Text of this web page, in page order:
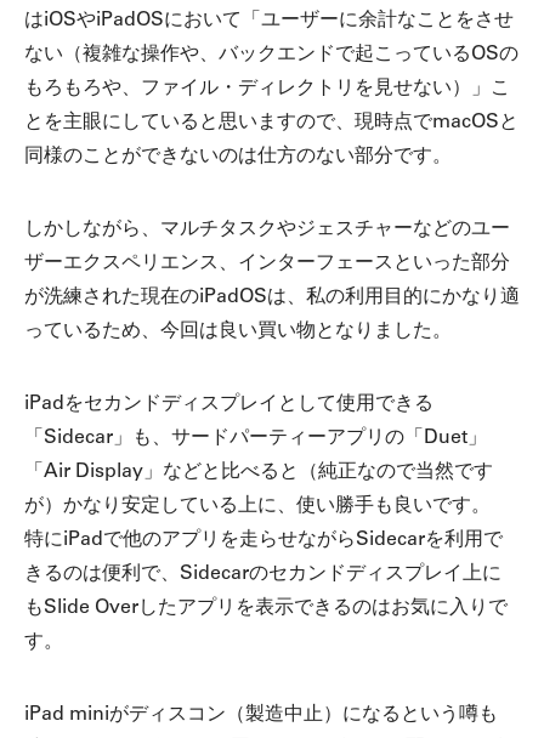
はiOSやiPadOSにおいて「ユーザーに余計なことをさせ
ない（複雑な操作や、バックエンドで起こっているOSの
もろもろや、ファイル・ディレクトリを見せない）」こ
とを主眼にしていると思いますので、現時点でmacOSと
同様のことができないのは仕方のない部分です。
しかしながら、マルチタスクやジェスチャーなどのユー
ザーエクスペリエンス、インターフェースといった部分
が洗練された現在のiPadOSは、私の利用目的にかなり適
っているため、今回は良い買い物となりました。
iPadをセカンドディスプレイとして使用できる
「Sidecar」も、サードパーティーアプリの「Duet」
「Air Display」などと比べると（純正なので当然です
が）かなり安定している上に、使い勝手も良いです。
特にiPadで他のアプリを走らせながらSidecarを利用で
きるのは便利で、Sidecarのセカンドディスプレイ上に
もSlide Overしたアプリを表示できるのはお気に入りで
す。
iPad miniがディスコン（製造中止）になるという噂も